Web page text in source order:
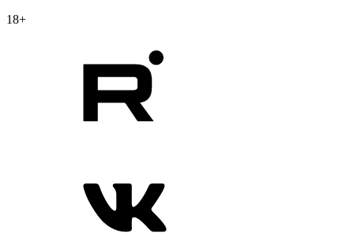
18+